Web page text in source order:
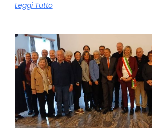
Leggi Tutto